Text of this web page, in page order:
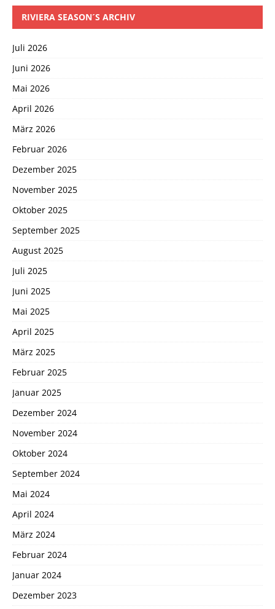
RIVIERA SEASON´S ARCHIV
Juli 2026
Juni 2026
Mai 2026
April 2026
März 2026
Februar 2026
Dezember 2025
November 2025
Oktober 2025
September 2025
August 2025
Juli 2025
Juni 2025
Mai 2025
April 2025
März 2025
Februar 2025
Januar 2025
Dezember 2024
November 2024
Oktober 2024
September 2024
Mai 2024
April 2024
März 2024
Februar 2024
Januar 2024
Dezember 2023